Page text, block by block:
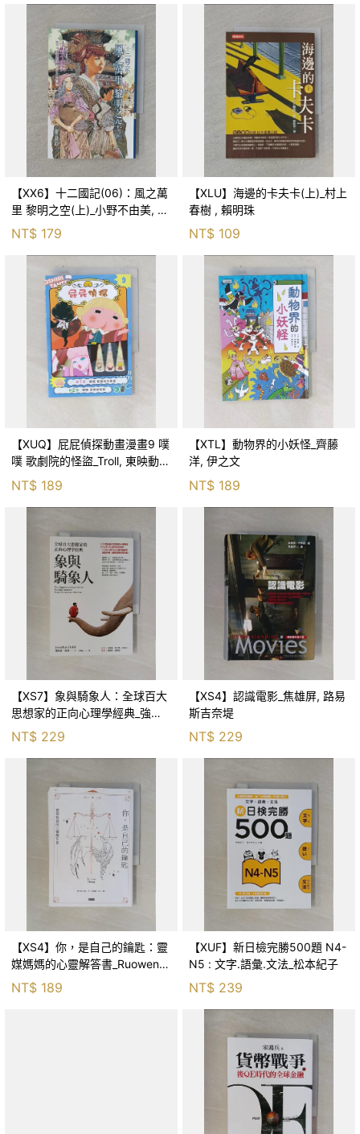
【XX6】十二國記(06)：風之萬
里 黎明之空(上)_小野不由美, 王
蘊潔
NT$ 179
【XLU】海邊的卡夫卡(上)_村上
春樹 , 賴明珠
NT$ 109
【XUQ】屁屁偵探動畫漫畫9 噗
噗 歌劇院的怪盜_Troll, 東映動畫
株式會社, 張東君
NT$ 189
【XTL】動物界的小妖怪_齊藤
洋, 伊之文
NT$ 189
【XS7】象與騎象人：全球百大
思想家的正向心理學經典_強納
森．海德, 李靜瑤
NT$ 229
【XS4】認識電影_焦雄屏, 路易
斯吉奈堤
NT$ 229
【XS4】你，是自己的鑰匙：靈
媒媽媽的心靈解答書_Ruowen
Huang
NT$ 189
【XUF】新日檢完勝500題 N4-
N5 : 文字.語彙.文法_松本紀子
NT$ 239